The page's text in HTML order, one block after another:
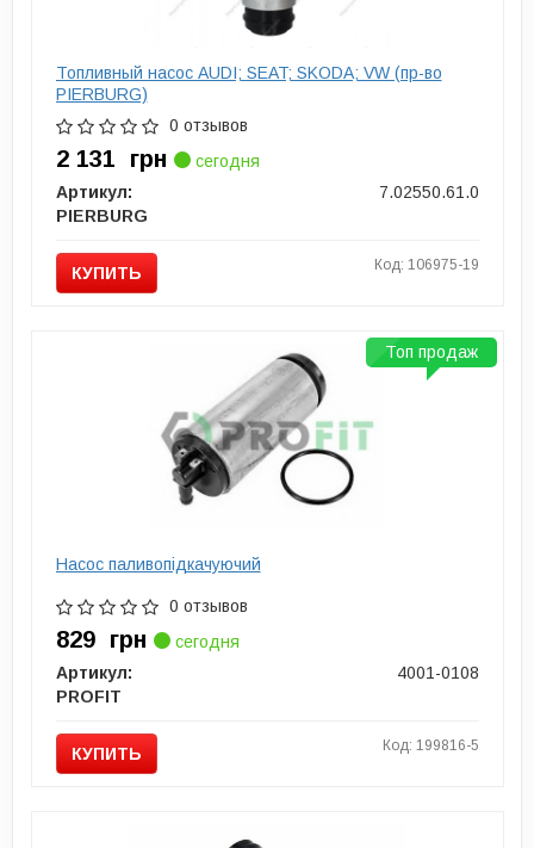
Топливный насос AUDI; SEAT; SKODA; VW (пр-во
PIERBURG)
0 отзывов
2 131 грн
сегодня
Артикул:
7.02550.61.0
PIERBURG
КУПИТЬ Код: 106975-19
Насос паливопідкачуючий
0 отзывов
829 грн
сегодня
Артикул:
4001-0108
PROFIT
КУПИТЬ Код: 199816-5
Топ продаж